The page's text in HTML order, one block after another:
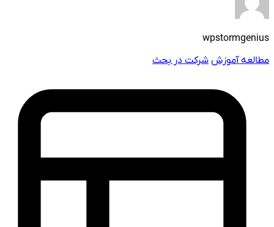
wpstormgenius
مطالعه آموزش شرکت در بحث